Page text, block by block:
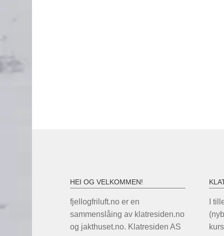
HEI OG VELKOMMEN!
fjellogfriluft.no er en
sammenslåing av klatresiden.no
og jakthuset.no. Klatresiden AS
I